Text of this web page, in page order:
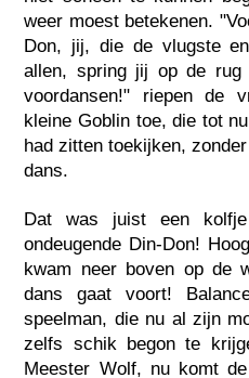
weer moest betekenen.
Don, jij, die de vlugste
allen, spring jij op de
voordansen!" riepen de
kleine Goblin toe, die tot
had zitten toekijken,
dans.
Dat was juist een
ondeugende Din-Don!
kwam neer boven op de
dans gaat voort!
speelman, die nu al zijn
zelfs schik begon te
Meester Wolf, nu komt